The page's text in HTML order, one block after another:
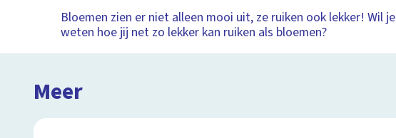
Bloemen zien er niet alleen mooi uit, ze ruiken ook lekker! Wil je
weten hoe jij net zo lekker kan ruiken als bloemen?
Meer